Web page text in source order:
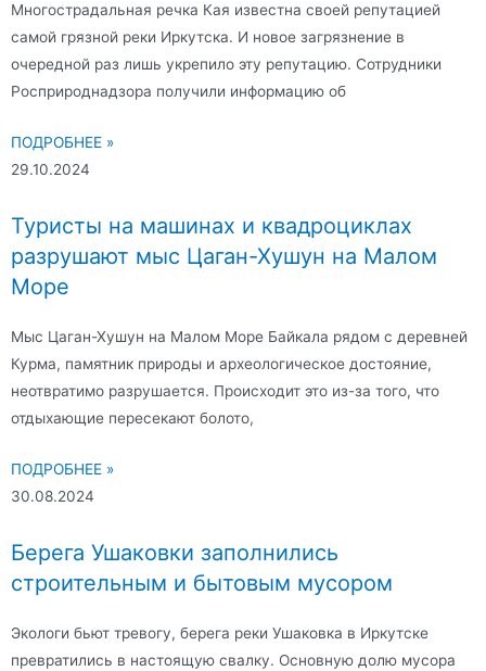
Многострадальная речка Кая известна своей репутацией
самой грязной реки Иркутска. И новое загрязнение в
очередной раз лишь укрепило эту репутацию. Сотрудники
Росприроднадзора получили информацию об
ПОДРОБНЕЕ »
29.10.2024
Туристы на машинах и квадроциклах
разрушают мыс Цаган-Хушун на Малом
Море
Мыс Цаган-Хушун на Малом Море Байкала рядом с деревней
Курма, памятник природы и археологическое достояние,
неотвратимо разрушается. Происходит это из-за того, что
отдыхающие пересекают болото,
ПОДРОБНЕЕ »
30.08.2024
Берега Ушаковки заполнились
строительным и бытовым мусором
Экологи бьют тревогу, берега реки Ушаковка в Иркутске
превратились в настоящую свалку. Основную долю мусора